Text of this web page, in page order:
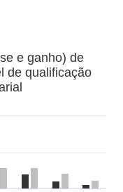
e ganho) de
de qualificação